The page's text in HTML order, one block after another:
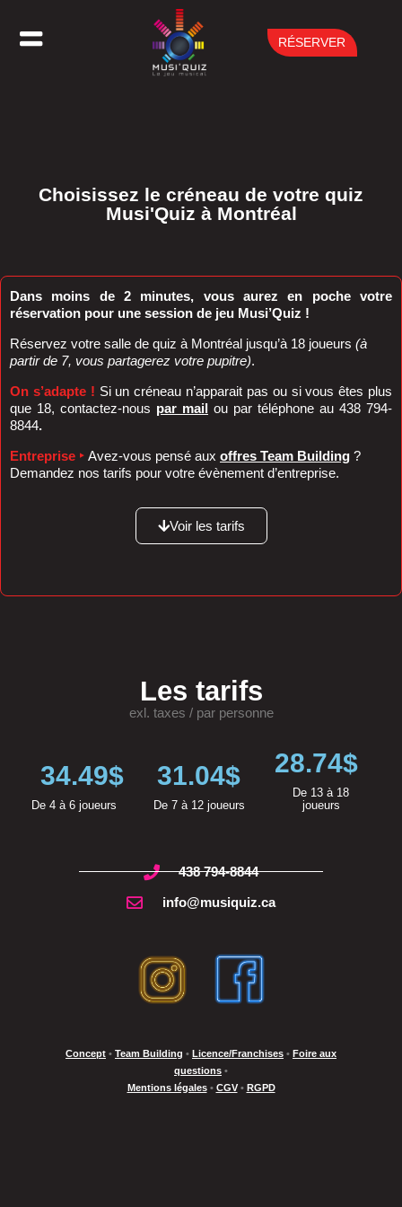
RÉSERVER
Choisissez le créneau de votre quiz
Musi'Quiz à Montréal
Dans moins de 2 minutes, vous aurez en poche votre
réservation pour une session de jeu Musi’Quiz !
Réservez votre salle de quiz à Montréal jusqu’à 18 joueurs (à
partir de 7, vous partagerez votre pupitre).
On s’adapte ! Si un créneau n’apparait pas ou si vous êtes plus
que 18, contactez-nous par mail ou par téléphone au 438 794-
8844.
Entreprise ‣ Avez-vous pensé aux offres Team Building ?
Demandez nos tarifs pour votre évènement d’entreprise.
Voir les tarifs
Les tarifs
exl. taxes / par personne
34.49$
De 4 à 6 joueurs
31.04$
De 7 à 12 joueurs
28.74$
De 13 à 18
joueurs
438 794-8844
info@musiquiz.ca
Concept • Team Building • Licence/Franchises • Foire aux
questions •
Mentions légales• CGV• RGPD